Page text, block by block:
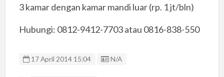
3 kamar dengan kamar mandi luar (rp. 1 jt/bln)
Hubungi: 0812-9412-7703 atau 0816-838-550
17 April 2014 15:04 Listing ID
N/A